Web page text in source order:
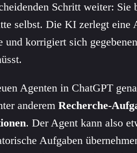
Schritt weiter: Sie
selbst. Die KI zerlegt
und korrigiert sich
Agenten in ChatGPT
anderem Recherche-
. Der Agent kann also
Aufgaben